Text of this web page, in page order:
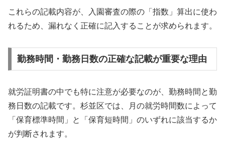
これらの記載内容が、入園審査の際の「指数」算出に使わ
れるため、漏れなく正確に記入することが求められます。
勤務時間・勤務日数の正確な記載が重要な理由
就労証明書の中でも特に注意が必要なのが、勤務時間と勤
務日数の記載です。杉並区では、月の就労時間数によって
「保育標準時間」と「保育短時間」のいずれに該当するか
が判断されます。